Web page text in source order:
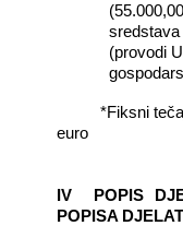
sredstava
(provodi
*Fiksni
euro
IV
POPIS
POPISA